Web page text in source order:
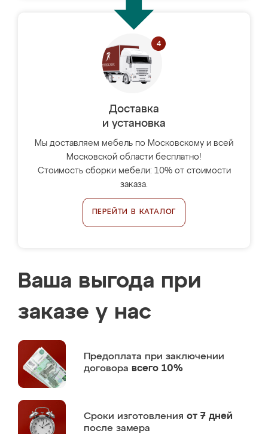
Доставка
и установка
Мы доставляем мебель по Московскому и всей
Московской области бесплатно!
Стоимость сборки мебели: 10% от стоимости
заказа.
ПЕРЕЙТИ В КАТАЛОГ
Ваша выгода при
заказе у нас
Предоплата при заключении
договора всего 10%
Сроки изготовления от 7 дней
после замера